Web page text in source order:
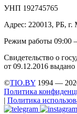
УНП 192745765
Адрес: 220013, РБ, г.
Режим работы 09:00
Свидетельство о
от 09.12.2016
©TIO.BY 1994 —
Политика
| Политика